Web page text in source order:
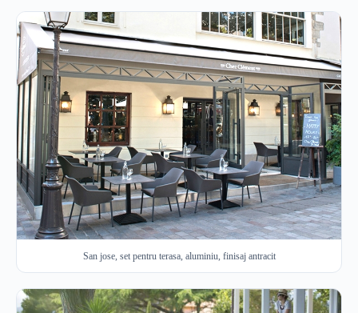
San jose, set pentru terasa, aluminiu, finisaj antracit